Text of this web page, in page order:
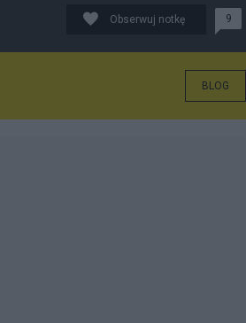
Obserwuj notkę 9
BLOG